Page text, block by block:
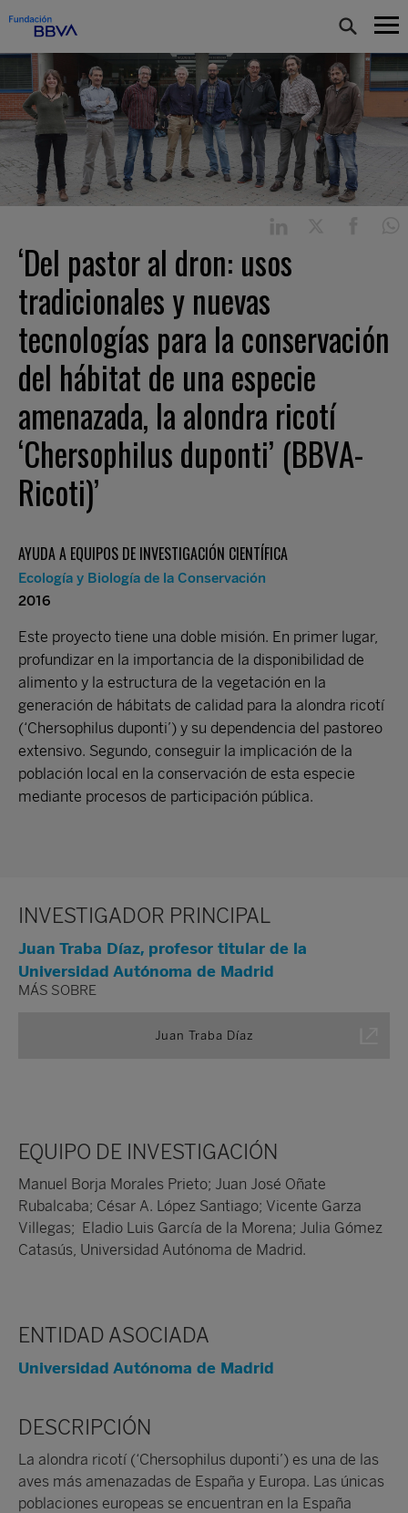
‘Del pastor al dron: usos
tradicionales y nuevas
tecnologías para la conservación
del hábitat de una especie
amenazada, la alondra ricotí
‘Chersophilus duponti’ (BBVA-
Ricoti)’
AYUDA A EQUIPOS DE INVESTIGACIÓN CIENTÍFICA
Ecología y Biología de la Conservación
2016
Este proyecto tiene una doble misión. En primer lugar,
profundizar en la importancia de la disponibilidad de
alimento y la estructura de la vegetación en la
generación de hábitats de calidad para la alondra ricotí
(‘Chersophilus duponti’) y su dependencia del pastoreo
extensivo. Segundo, conseguir la implicación de la
población local en la conservación de esta especie
mediante procesos de participación pública.
INVESTIGADOR PRINCIPAL
Juan Traba Díaz, profesor titular de la
Universidad Autónoma de Madrid
MÁS SOBRE
Juan Traba Díaz
EQUIPO DE INVESTIGACIÓN
Manuel Borja Morales Prieto; Juan José Oñate
Rubalcaba; César A. López Santiago; Vicente Garza
Villegas; Eladio Luis García de la Morena; Julia Gómez
Catasús, Universidad Autónoma de Madrid.
ENTIDAD ASOCIADA
Universidad Autónoma de Madrid
DESCRIPCIÓN
La alondra ricotí (‘Chersophilus duponti’) es una de las
aves más amenazadas de España y Europa. Las únicas
poblaciones europeas se encuentran en la España